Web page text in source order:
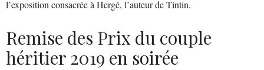
l’exposition consacrée à Hergé, l’auteur de Tintin.
Remise des Prix du couple
héritier 2019 en soirée